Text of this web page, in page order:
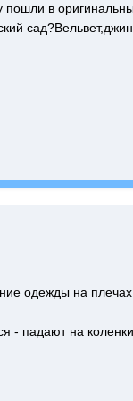
пошли в
одежды на
- падают на